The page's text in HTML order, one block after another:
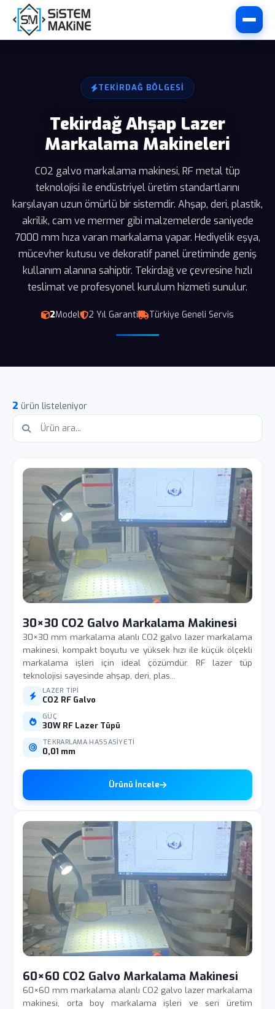
TEKIRDAĞ BÖLGESI
Tekirdağ Ahşap Lazer
Markalama Makineleri
CO2 galvo markalama makinesi, RF metal tüp
teknolojisi ile endüstriyel üretim standartlarını
karşılayan uzun ömürlü bir sistemdir. Ahşap, deri, plastik,
akrilik, cam ve mermer gibi malzemelerde saniyede
7000 mm hıza varan markalama yapar. Hediyelik eşya,
mücevher kutusu ve dekoratif panel üretiminde geniş
kullanım alanına sahiptir. Tekirdağ ve çevresine hızlı
teslimat ve profesyonel kurulum hizmeti sunulur.
2Model 2 Yıl Garanti Türkiye Geneli Servis
2 ürün listeleniyor
30×30 CO2 Galvo Markalama Makinesi
30×30 mm markalama alanlı CO2 galvo lazer markalama
makinesi, kompakt boyutu ve yüksek hızı ile küçük ölçekli
markalama işleri için ideal çözümdür. RF lazer tüp
teknolojisi sayesinde ahşap, deri, plas...
LAZER TIPI
CO2 RF Galvo
GÜÇ
30W RF Lazer Tüpü
TEKRARLAMA HASSASIYETI
0,01 mm
Ürünü İncele
60×60 CO2 Galvo Markalama Makinesi
60×60 mm markalama alanlı CO2 galvo lazer markalama
makinesi, orta boy markalama işleri ve seri üretim